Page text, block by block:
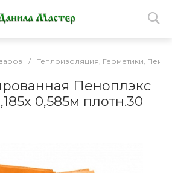
/ Теплоизоляция, Герметики, Пена
Пеноплэкс
0,585м плотн.30